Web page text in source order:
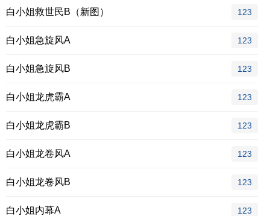
白小姐救世民B（新图） 123
白小姐急旋风A 123
白小姐急旋风B 123
白小姐龙虎霸A 123
白小姐龙虎霸B 123
白小姐龙卷风A 123
白小姐龙卷风B 123
白小姐内幕A 123